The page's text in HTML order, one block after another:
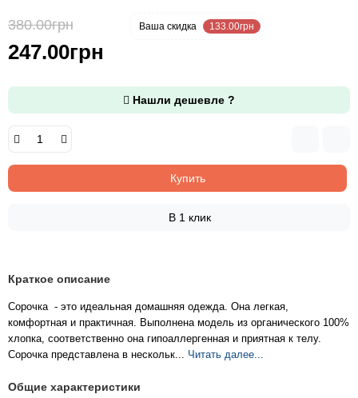
380.00грн Ваша cкидка 133.00грн
247.00грн
Нашли дешевле ?
Купить
В 1 клик
Краткое описание
Сорочка - это идеальная домашняя одежда. Она легкая,
комфортная и практичная. Выполнена модель из органического 100%
хлопка, соответственно она гипоаллергенная и приятная к телу.
Сорочка представлена в нескольк... Читать далее...
Общие характеристики